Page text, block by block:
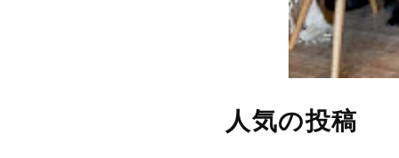
人気の投稿